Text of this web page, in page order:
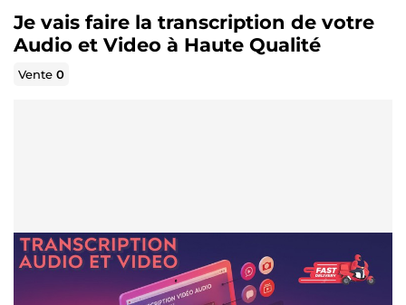
Je vais faire la transcription de votre
Audio et Video à Haute Qualité
Vente0